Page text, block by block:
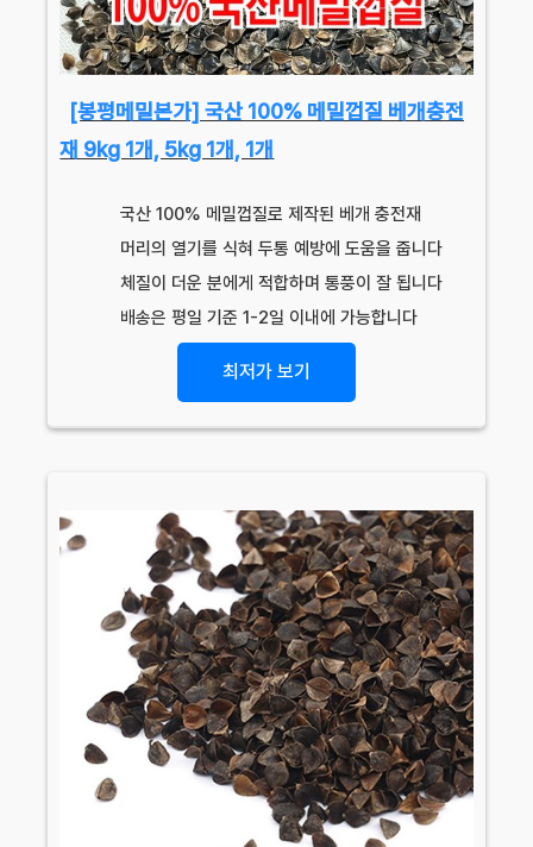
[봉평메밀본가] 국산 100% 메밀껍질 베개충전
재 9kg 1개, 5kg 1개, 1개
국산 100% 메밀껍질로 제작된 베개 충전재
머리의 열기를 식혀 두통 예방에 도움을 줍니다
체질이 더운 분에게 적합하며 통풍이 잘 됩니다
배송은 평일 기준 1-2일 이내에 가능합니다
최저가 보기